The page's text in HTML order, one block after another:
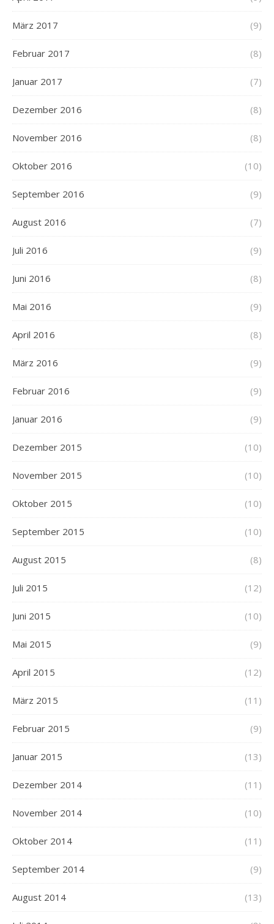
März 2017 (9)
Februar 2017 (8)
Januar 2017 (7)
Dezember 2016 (8)
November 2016 (8)
Oktober 2016 (10)
September 2016 (9)
August 2016 (7)
Juli 2016 (9)
Juni 2016 (8)
Mai 2016 (9)
April 2016 (8)
März 2016 (9)
Februar 2016 (9)
Januar 2016 (9)
Dezember 2015 (10)
November 2015 (10)
Oktober 2015 (10)
September 2015 (10)
August 2015 (8)
Juli 2015 (12)
Juni 2015 (10)
Mai 2015 (9)
April 2015 (12)
März 2015 (11)
Februar 2015 (9)
Januar 2015 (13)
Dezember 2014 (11)
November 2014 (10)
Oktober 2014 (11)
September 2014 (9)
August 2014 (13)